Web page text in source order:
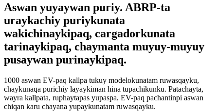
Aswan yuyaywan puriy. ABRP-ta
uraykachiy puriykunata
wakichinaykipaq, cargadorkunata
tarinaykipaq, chaymanta muyuy-muyuy
pusaywan purinaykipaq.
1000 aswan EV-paq kallpa tukuy modelokunatam ruwasqayku,
chaykunaqa purichiy layaykiman hina tupachikunku. Patachayta,
wayra kallpata, ruphaytapas yupaspa, EV-paq pachantinpi aswan
chiqan karu chayana yupaykunatam ruwasqayku.